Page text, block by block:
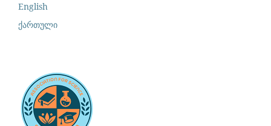
English
ქართული